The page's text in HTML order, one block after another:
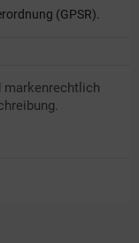
(GPSR).
markenrechtlich